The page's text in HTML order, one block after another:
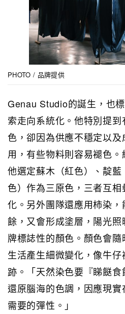
PHOTO / 品牌提供
Genau Studio的誕生，也
索走向系統化。他特別提
色，卻因為供應不穩定以
用，有些物料則容易褪色
他選定蘇木（紅色）、靛
色）作為三原色，三者互
化。另外團隊還應用柿染
餘，又會形成塗層，陽光
牌標誌性的顏色。顏色會
生活產生細微變化，像牛
跡。「天然染色要『睇餸
還原腦海的色調，因應現
需要的彈性。」